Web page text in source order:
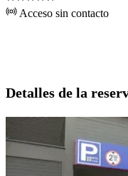
Acceso sin contacto
Detalles de la